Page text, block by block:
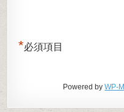
*必須項目
Powered byWP-